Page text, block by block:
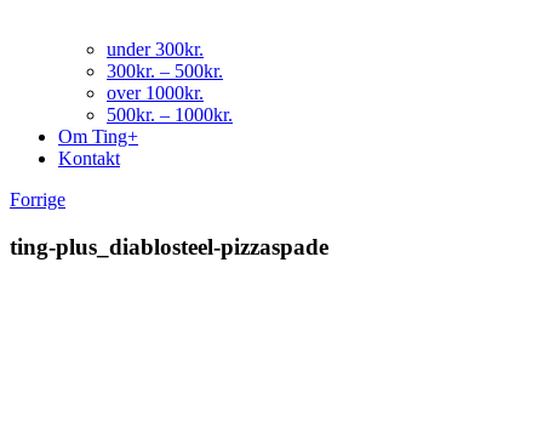
under 300kr.
300kr. – 500kr.
over 1000kr.
500kr. – 1000kr.
Om Ting+
Kontakt
Forrige
ting-plus_diablosteel-pizzaspade